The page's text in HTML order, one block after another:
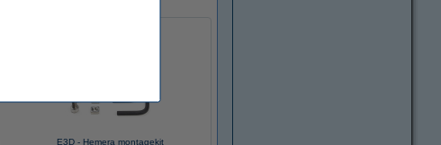
E3D - Hemera montagekit